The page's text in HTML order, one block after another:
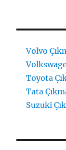
Volvo
Toyota
Tata
Suzuki